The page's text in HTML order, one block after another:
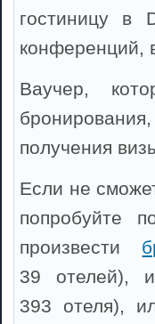
гостиницу в
конференций,
Ваучер,
получения
Если не
попробуйте
произвести
39 отелей),
393 отеля),